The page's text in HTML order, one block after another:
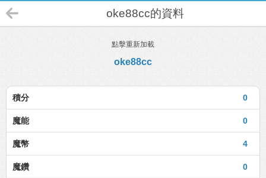
oke88cc的資料
點擊重新加載
oke88cc
0
積分
0
魔能
4
魔幣
0
魔鑽